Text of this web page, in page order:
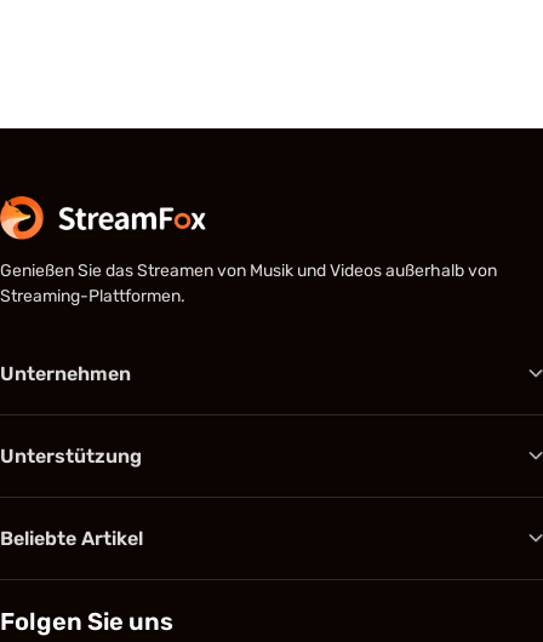
Genießen Sie das Streamen von Musik und Videos außerhalb von
Streaming-Plattformen.
Unternehmen
Unterstützung
Beliebte Artikel
Folgen Sie uns